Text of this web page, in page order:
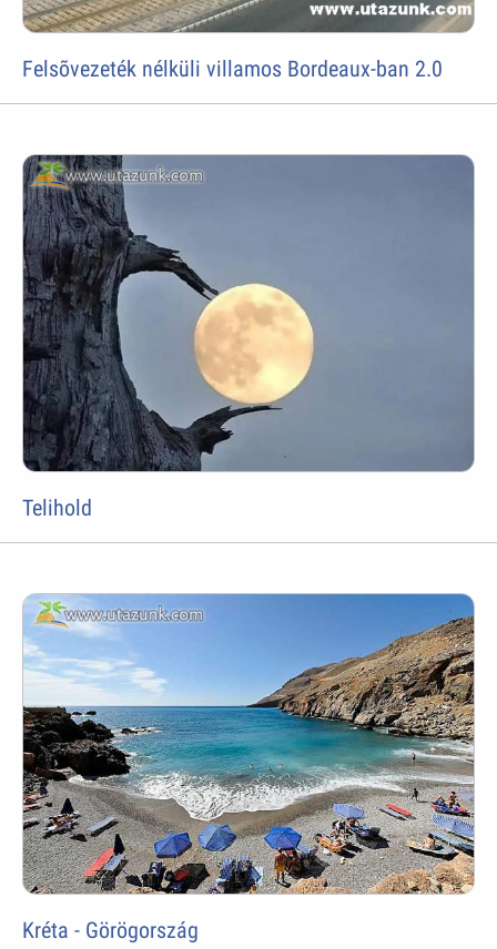
Felsõvezeték nélküli villamos Bordeaux-ban 2.0
Telihold
Kréta - Görögország